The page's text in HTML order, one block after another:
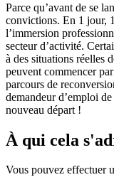
Parce qu’avant de se
convictions. En 1 jour,
l’immersion
secteur d’activité.
à des situations réelles
peuvent commencer
parcours de
demandeur d’emploi
nouveau départ !
À qui cela
Vous pouvez effectuer